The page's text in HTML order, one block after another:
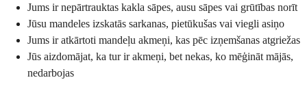
Jums ir nepārtrauktas kakla sāpes, ausu sāpes vai grūtības norīt
Jūsu mandeles izskatās sarkanas, pietūkušas vai viegli asiņo
Jums ir atkārtoti mandeļu akmeņi, kas pēc izņemšanas atgriežas
Jūs aizdomājat, ka tur ir akmeņi, bet nekas, ko mēģināt mājās,
nedarbojas